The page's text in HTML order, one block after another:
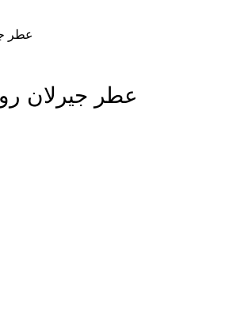
عطر
عطر جيرلان روز